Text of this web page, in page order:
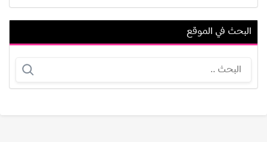
محمد عادل سلامة
البحث في الموقع